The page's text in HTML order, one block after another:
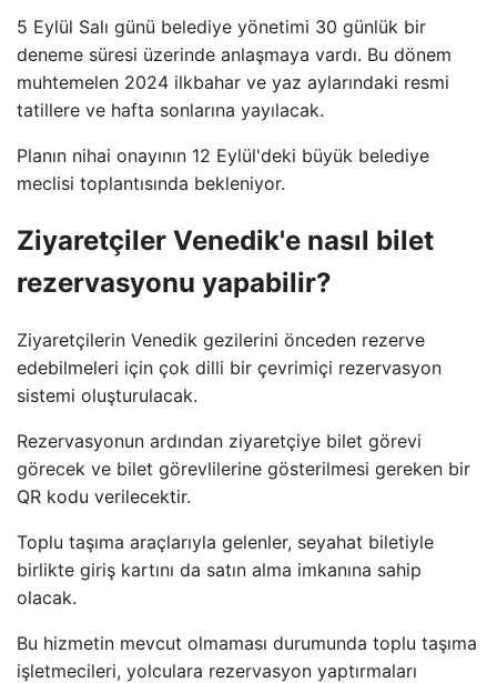
5 Eylül Salı günü belediye yönetimi 30 günlük bir
deneme süresi üzerinde anlaşmaya vardı. Bu dönem
muhtemelen 2024 ilkbahar ve yaz aylarındaki resmi
tatillere ve hafta sonlarına yayılacak.
Planın nihai onayının 12 Eylül'deki büyük belediye
meclisi toplantısında bekleniyor.
Ziyaretçiler Venedik'e nasıl bilet
rezervasyonu yapabilir?
Ziyaretçilerin Venedik gezilerini önceden rezerve
edebilmeleri için çok dilli bir çevrimiçi rezervasyon
sistemi oluşturulacak.
Rezervasyonun ardından ziyaretçiye bilet görevi
görecek ve bilet görevlilerine gösterilmesi gereken bir
QR kodu verilecektir.
Toplu taşıma araçlarıyla gelenler, seyahat biletiyle
birlikte giriş kartını da satın alma imkanına sahip
olacak.
Bu hizmetin mevcut olmaması durumunda toplu taşıma
işletmecileri, yolculara rezervasyon yaptırmaları